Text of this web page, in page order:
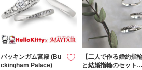
バッキンガム宮殿 (Bu
ckingham Palace)
【二人で作る婚約指
と結婚指輪のセット